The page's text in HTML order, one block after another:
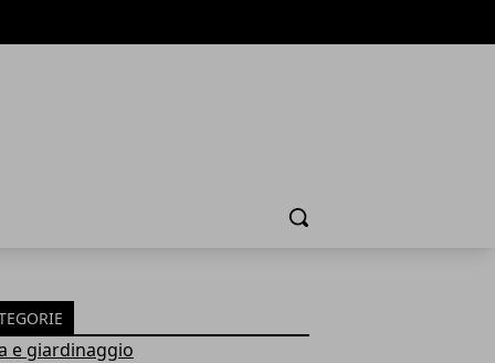
Cerca
e giardinaggio